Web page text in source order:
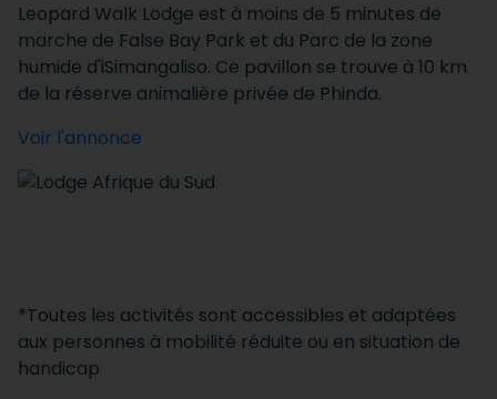
Leopard Walk Lodge est à moins de 5 minutes de
marche de False Bay Park et du Parc de la zone
humide d'iSimangaliso. Ce pavillon se trouve à 10 km
de la réserve animalière privée de Phinda.
Voir l'annonce
*Toutes les activités sont accessibles et adaptées
aux personnes à mobilité réduite ou en situation de
handicap